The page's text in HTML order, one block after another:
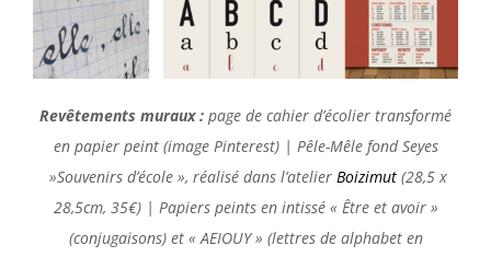
Revêtements muraux : page de cahier d’écolier transformé
en papier peint (image Pinterest) | Pêle-Mêle fond Seyes
»Souvenirs d’école », réalisé dans l’atelier Boizimut(28,5 x
28,5cm, 35€) | Papiers peints en intissé « Être et avoir »
(conjugaisons) et « AEIOUY » (lettres de alphabet en